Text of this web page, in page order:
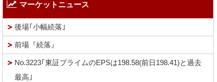
マーケットニュース
後場｢小幅続落｣
前場『続落』
No.3223｢東証プライムのEPSは198.58(前日198.41)と過去
最高｣